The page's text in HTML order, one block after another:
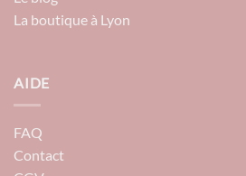
La boutique à Lyon
AIDE
FAQ
Contact